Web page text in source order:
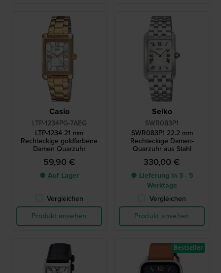
Casio
LTP-1234PG-7AEG
LTP-1234 21 mm
Rechteckige goldfarbene
Damen Quarzuhr
59,90 €
● Auf Lager
Vergleichen
Produkt ansehen
Seiko
SWR083P1
SWR083P1 22.2 mm
Rechteckige Damen-
Quarzuhr aus Stahl
330,00 €
● Lieferung in 3 - 5
Werktage
Vergleichen
Produkt ansehen
Bestseller